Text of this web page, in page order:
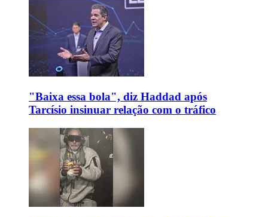
"Baixa essa bola", diz Haddad após
Tarcísio insinuar relação com o tráfico